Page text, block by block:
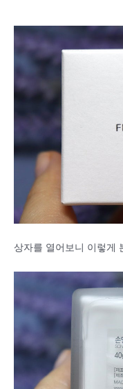
상자를 열어보니 이렇게